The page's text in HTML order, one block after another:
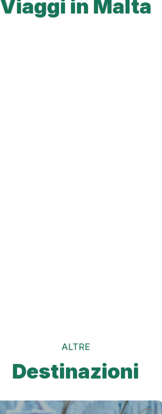
Viaggi in Malta
ALTRE
Destinazioni